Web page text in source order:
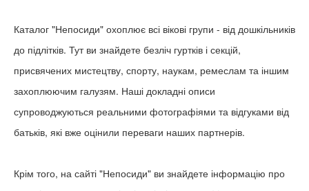
Каталог "Непосиди" охоплює всі вікові групи - від дошкільників
до підлітків. Тут ви знайдете безліч гуртків і секцій,
присвячених мистецтву, спорту, наукам, ремеслам та іншим
захоплюючим галузям. Наші докладні описи
супроводжуються реальними фотографіями та відгуками від
батьків, які вже оцінили переваги наших партнерів.
Крім того, на сайті "Непосиди" ви знайдете інформацію про